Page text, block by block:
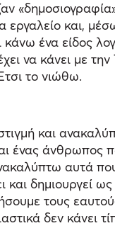
εργαλείο και,
ένα είδος
να κάνει με
το νιώθω.
και
ένας
αυτά
και δημιουργεί
τους
δεν κάνει